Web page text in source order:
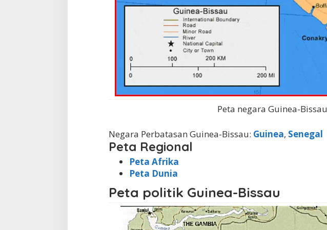
Peta negara Guinea-Bissau
Negara Perbatasan Guinea-Bissau: Guinea, Senegal
Peta Regional
Peta Afrika
Peta Dunia
Peta politik Guinea-Bissau